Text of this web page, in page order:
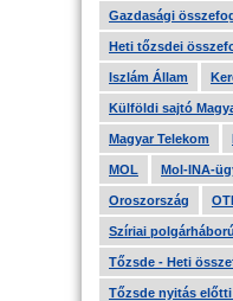
Gazdasági
Heti tőzsdei
Iszlám Állam
Külföldi sajtó
Magyar Telekom
MOL Mol-INA-
Oroszország
Szíriai polgárháború
Tőzsde - Heti
Tőzsde nyitás